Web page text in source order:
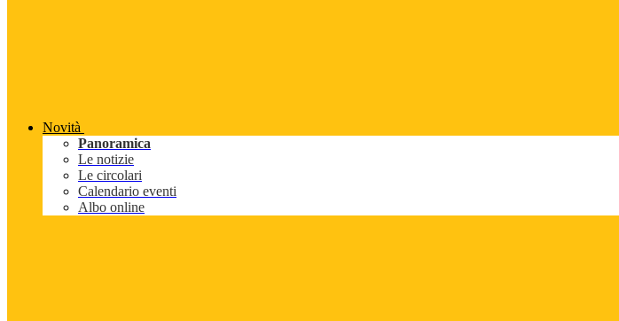
Novità
Panoramica
Le notizie
Le circolari
Calendario eventi
Albo online